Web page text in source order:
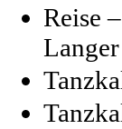
Reise –